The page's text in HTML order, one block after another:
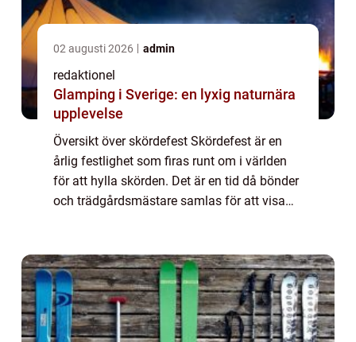
02 augusti 2026 admin
redaktionel
Glamping i Sverige: en lyxig naturnära
upplevelse
Översikt över skördefest Skördefest är en
årlig festlighet som firas runt om i världen
för att hylla skörden. Det är en tid då bönder
och trädgårdsmästare samlas för att visa